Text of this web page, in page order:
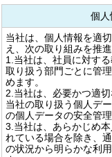
個人
当社は、個人情報を適
え、次の取り組みを推進
1.当社は、社員に対す
取り扱う部門ごとに管
めます。
2.当社は、必要かつ適
当社の取り扱う個人デ
の個人データの安全管理
3.当社は、あらかじめ
れている場合を除き、
の状況から明らかな利